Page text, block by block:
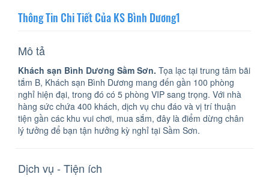
Thông Tin Chi Tiết Của KS Bình Dương1
Mô tả
Khách sạn Bình Dương Sầm Sơn. Tọa lạc tại trung tâm bãi
tắm B, Khách sạn Bình Dương mang đến gần 100 phòng
nghỉ hiện đại, trong đó có 5 phòng VIP sang trọng. Với nhà
hàng sức chứa 400 khách, dịch vụ chu đáo và vị trí thuận
tiện gần các khu vui chơi, mua sắm, đây là điểm dừng chân
lý tưởng để bạn tận hưởng kỳ nghỉ tại Sầm Sơn.
Dịch vụ - Tiện ích